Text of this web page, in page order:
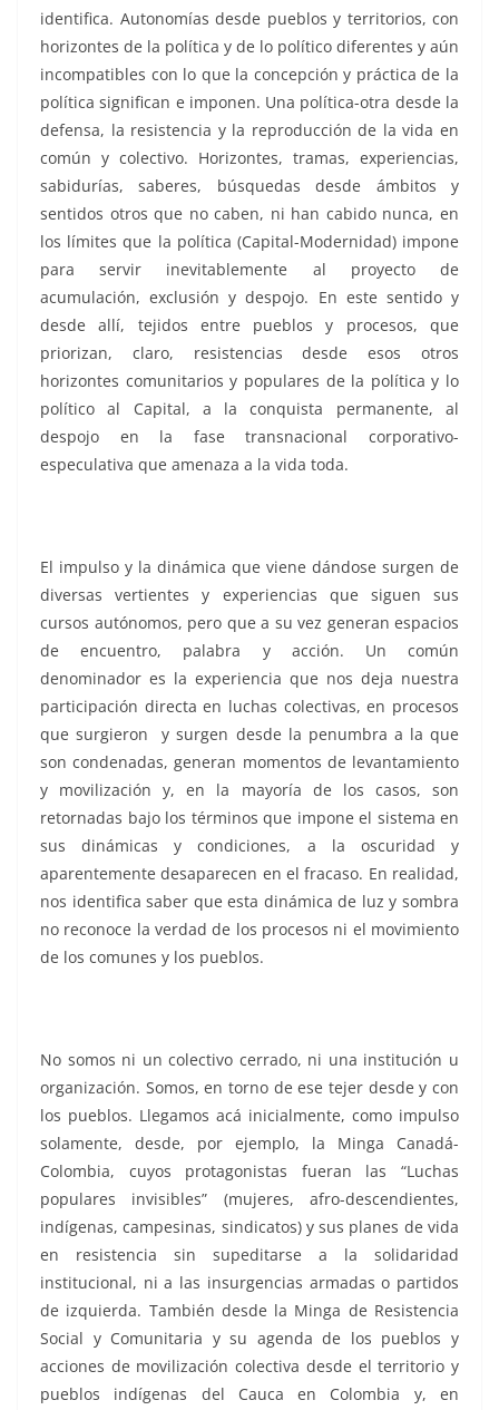
identifica. Autonomías desde pueblos y territorios, con
horizontes de la política y de lo político diferentes y aún
incompatibles con lo que la concepción y práctica de la
política significan e imponen. Una política-otra desde la
defensa, la resistencia y la reproducción de la vida en
común y colectivo. Horizontes, tramas, experiencias,
sabidurías, saberes, búsquedas desde ámbitos y
sentidos otros que no caben, ni han cabido nunca, en
los límites que la política (Capital-Modernidad) impone
para servir inevitablemente al proyecto de
acumulación, exclusión y despojo. En este sentido y
desde allí, tejidos entre pueblos y procesos, que
priorizan, claro, resistencias desde esos otros
horizontes comunitarios y populares de la política y lo
político al Capital, a la conquista permanente, al
despojo en la fase transnacional corporativo-
especulativa que amenaza a la vida toda.
El impulso y la dinámica que viene dándose surgen de
diversas vertientes y experiencias que siguen sus
cursos autónomos, pero que a su vez generan espacios
de encuentro, palabra y acción. Un común
denominador es la experiencia que nos deja nuestra
participación directa en luchas colectivas, en procesos
que surgieron y surgen desde la penumbra a la que
son condenadas, generan momentos de levantamiento
y movilización y, en la mayoría de los casos, son
retornadas bajo los términos que impone el sistema en
sus dinámicas y condiciones, a la oscuridad y
aparentemente desaparecen en el fracaso. En realidad,
nos identifica saber que esta dinámica de luz y sombra
no reconoce la verdad de los procesos ni el movimiento
de los comunes y los pueblos.
No somos ni un colectivo cerrado, ni una institución u
organización. Somos, en torno de ese tejer desde y con
los pueblos. Llegamos acá inicialmente, como impulso
solamente, desde, por ejemplo, la Minga Canadá-
Colombia, cuyos protagonistas fueran las “Luchas
populares invisibles” (mujeres, afro-descendientes,
indígenas, campesinas, sindicatos) y sus planes de vida
en resistencia sin supeditarse a la solidaridad
institucional, ni a las insurgencias armadas o partidos
de izquierda. También desde la Minga de Resistencia
Social y Comunitaria y su agenda de los pueblos y
acciones de movilización colectiva desde el territorio y
pueblos indígenas del Cauca en Colombia y, en